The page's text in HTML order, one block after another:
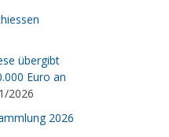
übergibt
Euro an
2026
2026